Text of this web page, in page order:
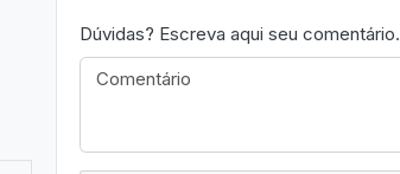
Dúvidas? Escreva aqui seu comentário.